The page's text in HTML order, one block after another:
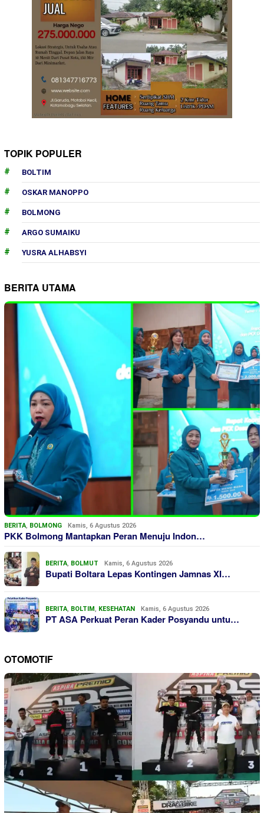
TOPIK POPULER
BOLTIM
OSKAR MANOPPO
BOLMONG
ARGO SUMAIKU
YUSRA ALHABSYI
BERITA UTAMA
BERITA, BOLMONG Kamis, 6 Agustus 2026
PKK Bolmong Mantapkan Peran Menuju Indon…
BERITA, BOLMUT Kamis, 6 Agustus 2026
Bupati Boltara Lepas Kontingen Jamnas XI…
BERITA, BOLTIM, KESEHATAN Kamis, 6 Agustus 2026
PT ASA Perkuat Peran Kader Posyandu untu…
OTOMOTIF